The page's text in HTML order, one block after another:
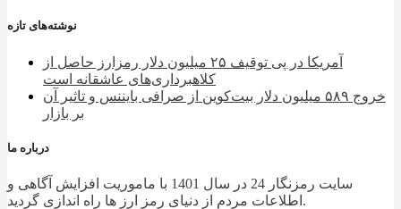
نوشته‌های تازه
آمریکا در پی توقیف ۲۵ میلیون دلار رمزارز حاصل از
کلاهبرداری‌های عاشقانه است
خروج ۵۸۹ میلیون دلار بیت‌کوین از صرافی بایننس و تاثیر آن
بر بازار
درباره ما
سایت رمزنگار 24 در سال 1401 با ماموریت افزایش آگاهی و
اطلاعات مردم از دنیای رمز ارز ها راه اندازی گردید.